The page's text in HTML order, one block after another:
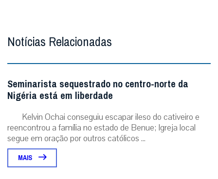
O fogo passou duas vezes, mas o crucifixo
permaneceu de pé
A imagem que emocionou o mundo em meio aos
incêndios na França. Foto: IG @patr...
MAIS